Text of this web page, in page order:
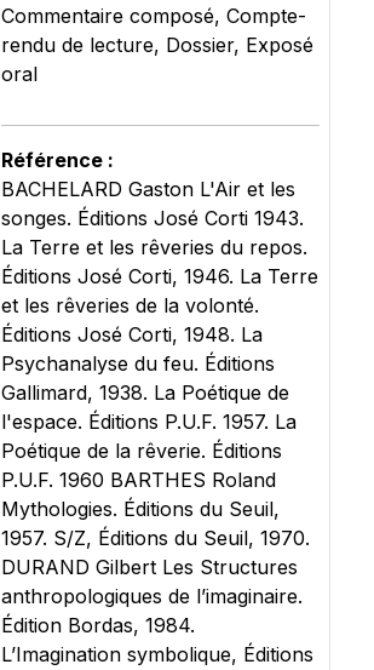
Commentaire composé, Compte-
rendu de lecture, Dossier, Exposé
oral
Référence :
BACHELARD Gaston L'Air et les
songes. Éditions José Corti 1943.
La Terre et les rêveries du repos.
Éditions José Corti, 1946. La Terre
et les rêveries de la volonté.
Éditions José Corti, 1948. La
Psychanalyse du feu. Éditions
Gallimard, 1938. La Poétique de
l'espace. Éditions P.U.F. 1957. La
Poétique de la rêverie. Éditions
P.U.F. 1960 BARTHES Roland
Mythologies. Éditions du Seuil,
1957. S/Z, Éditions du Seuil, 1970.
DURAND Gilbert Les Structures
anthropologiques de l’imaginaire.
Édition Bordas, 1984.
L’Imagination symbolique, Éditions